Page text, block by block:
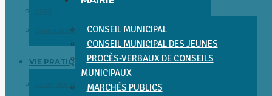
CONSEIL MUNICIPAL
CONSEIL MUNICIPAL DES JEUNES
PROCÈS-VERBAUX DE CONSEILS
MUNICIPAUX
MARCHÉS PUBLICS
Communication
VIE PRATIQUE
Louer une salle